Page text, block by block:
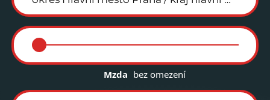
Mzda bez omezení